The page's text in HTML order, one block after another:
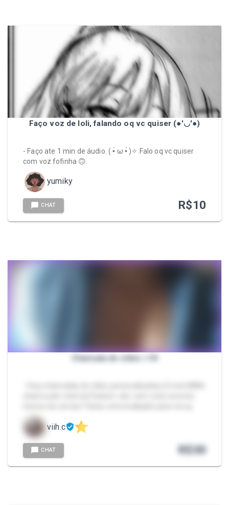
Faço voz de loli, falando oq vc quiser (●'◡'●)
- Faço ate 1 min de áudio. ( •̀ ω •́ )✧ Falo oq vc quiser
com voz fofinha 🙃.
yumiky
CHAT R$10
Chamada de vídeo +18
viih.c
CHAT R$30